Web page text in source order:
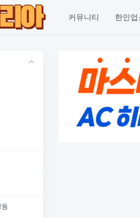
커뮤니티 한인업